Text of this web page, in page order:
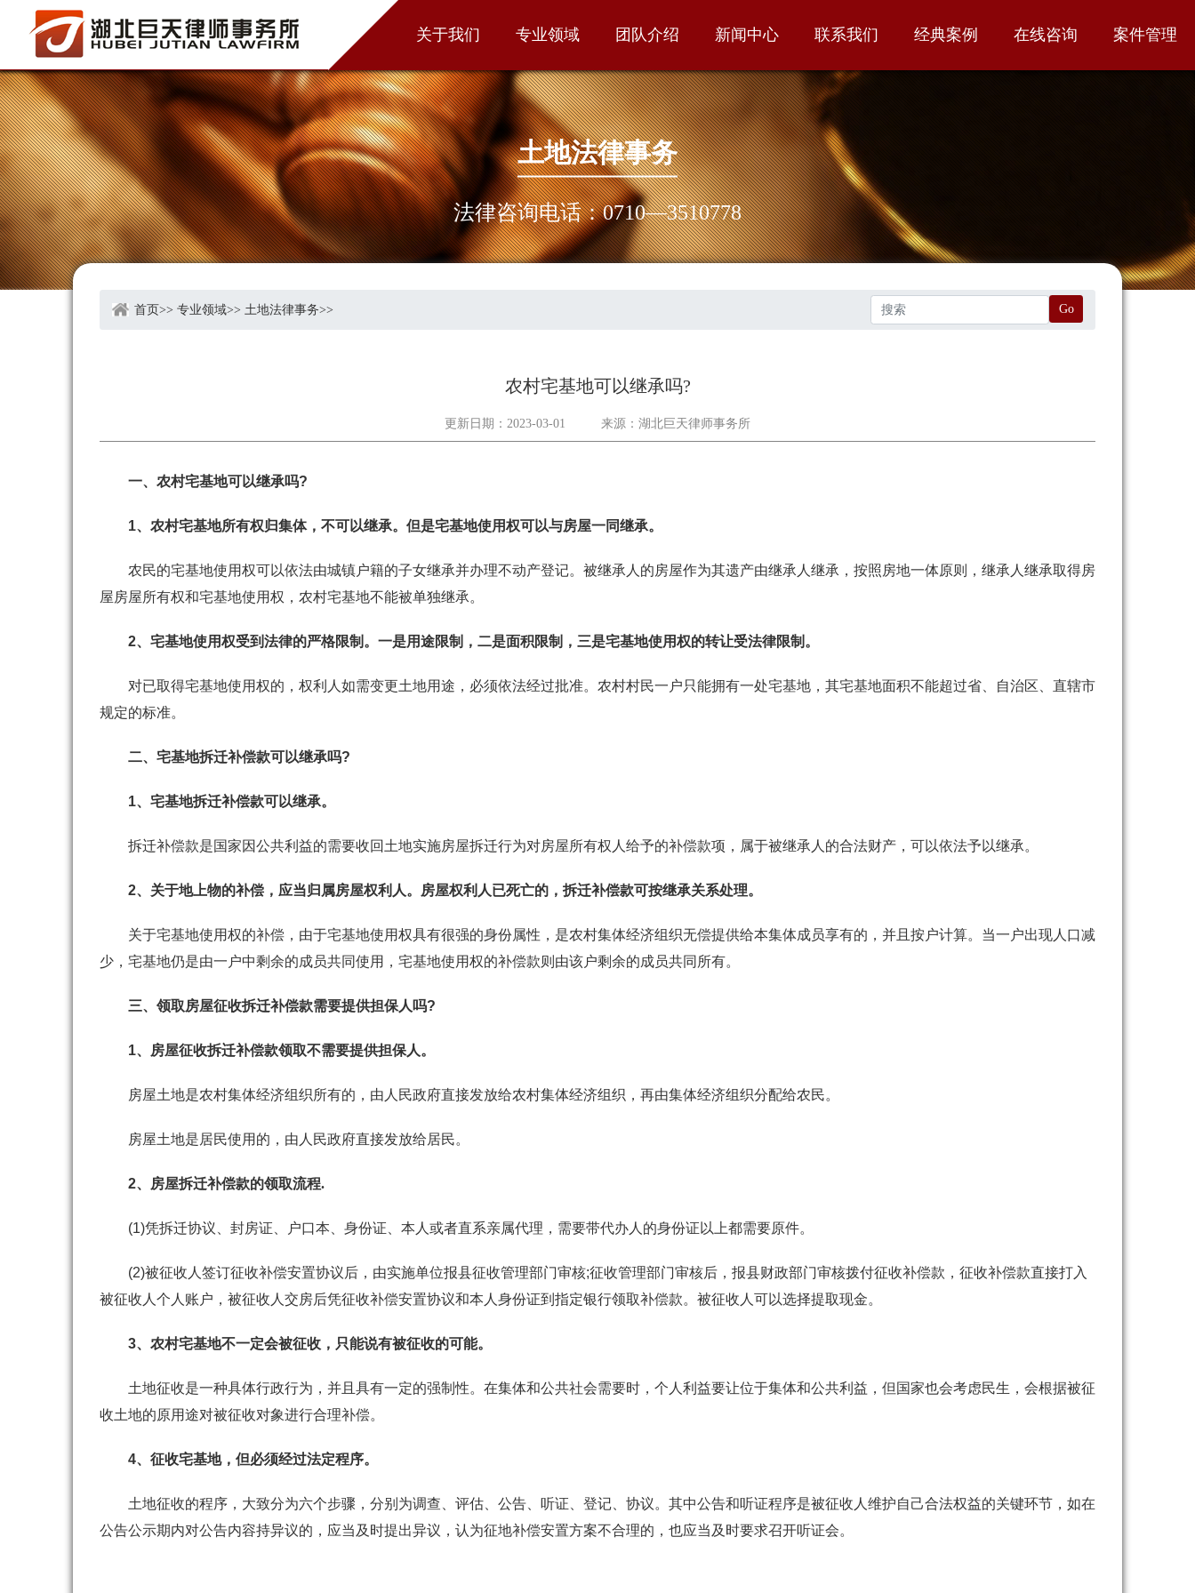
关于我们 专业领域 团队介绍 新闻中心 联系我们 经典案例 在线咨询 案件管理
土地法律事务
法律咨询电话：0710—3510778
首页>> 专业领域>> 土地法律事务>>
农村宅基地可以继承吗?
更新日期：2023-03-01 来源： 湖北巨天律师事务所
一、 农村宅基地可以继承吗?
1、农村宅基地所有权归集体，不可以继承。但是宅基地使用权可以与房屋一同继承。
农民的宅基地使用权可以依法由城镇户籍的子女继承并办理不动产登记。被继承人的房屋作为其遗产由继承人继承，按照房地一体原则，继承人继承取得房
屋房屋所有权和宅基地使用权，农村宅基地不能被单独继承。
2、宅基地使用权受到法律的严格限制。一是用途限制，二是面积限制，三是宅基地使用权的转让受法律限制。
对已取得宅基地使用权的，权利人如需变更土地用途，必须依法经过批准。农村村民一户只能拥有一处宅基地，其宅基地面积不能超过省、自治区、直辖市
规定的标准。
二、 宅基地拆迁补偿款可以继承吗?
1、宅基地拆迁补偿款可以继承。
拆迁补偿款是国家因公共利益的需要收回土地实施房屋拆迁行为对房屋所有权 人给予的补偿款项，属于被继承人 的合法财产，可以依法予以继承。
2、关于地上物的补偿，应当归属房屋权利人。房屋权利人已死亡的，拆迁补偿款可按继承关系处理。
关于宅基地使用权的补偿，由于宅基地使用权具有很强的身份属性，是农村集体经济组织无偿提供给本集体成员享有的，并且按户计算。当一户出现人口减
少，宅基地仍是由一户中剩余的成员共同使用，宅基地使用权的补偿款则由该户剩余的成员共同所有。
三、领取房屋征收拆迁补偿款需要提供担保人 吗?
1、房屋征收拆迁补偿款领取不需要提供担保人。
房屋土地是农村集体经济组织所有的，由人民政府直接发放给农村集体经济组织，再由集体经济组织分配给农民。
房屋土地是居民使用的，由人民政府直接发放给居民。
2、 房屋拆迁补偿款的领取流程.
(1)凭拆迁协议 、封房证、户口本、 身份证 、本人或者直系亲属代理 ，需要带代办人的身份证以上都需要原件。
(2)被征收人签订征收补偿安置协议后，由实施单位报县征收管理部门审核;征收管理部门审核后，报县财政部门审核拨付征收补偿款，征收补偿款直接打入
被征收人个人账户，被征收人交房后凭征收补偿安置协议和本人身份证到指定银行领取补偿款。被征收人可以选择提取现金。
3、农村宅基地不一定会被征收，只能说有被征收的可能。
土地征收是一种具体行政行为，并且具有一定的强制性。在集体和公共社会需要时，个人利益要让位于集体和公共利益，但国家也会考虑民生，会根据被征
收土地的原用途对被征收对象进行合理补偿。
4、征收宅基地，但必须经过法定程序。
土地征收的程序，大致分为六个步骤，分别为调查、评估、公告、听证、登记、协议。其中公告和听证程序是被征收人维护自己合法权益的关键环节，如在
公告公示期内对公告内容持异议的，应当及时提出异议，认为征地补偿安置方案不合理的，也应当及时要求召开听证会。